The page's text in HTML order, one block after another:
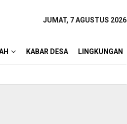
JUMAT, 7 AGUSTUS 2026
KABAR DESA LINGKUNGAN